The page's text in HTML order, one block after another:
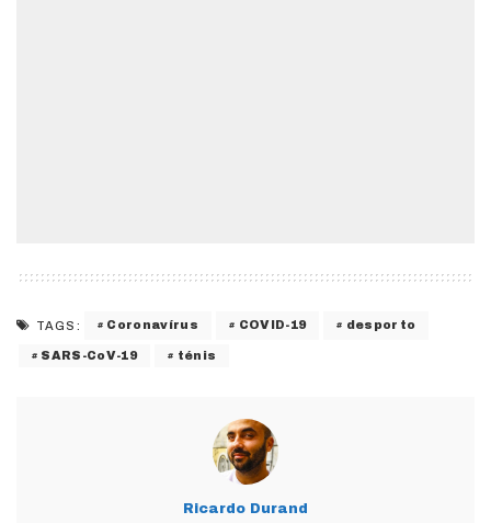
TAGS: Coronavírus COVID-19 desporto
SARS-CoV-19 ténis
Ricardo Durand